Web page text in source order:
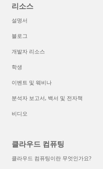
리소스
설명서
블로그
개발자 리소스
학생
이벤트 및 웨비나
분석자 보고서, 백서 및 전자책
비디오
클라우드 컴퓨팅
클라우드 컴퓨팅이란 무엇인가요?